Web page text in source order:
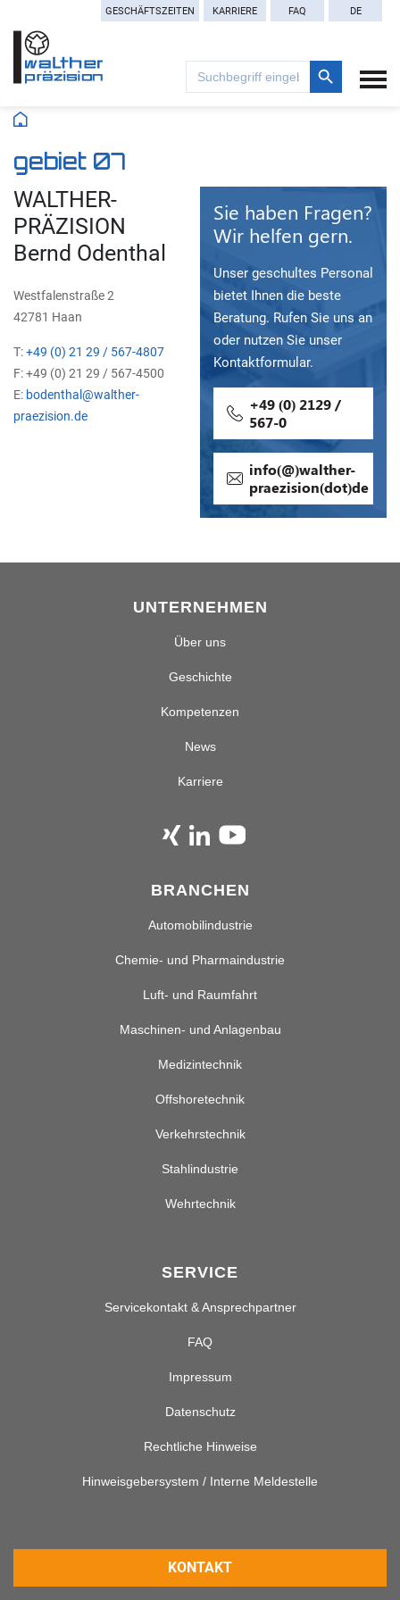
GESCHÄFTSZEITEN KARRIERE FAQ DE
Search
for:
Search Button
gebiet 07
WALTHER-
PRÄZISION
Bernd Odenthal
Westfalenstraße 2
42781 Haan
T:+49 (0) 21 29 / 567-4807
F: +49 (0) 21 29 / 567-4500
E: bodenthal@walther-
praezision.de
Sie haben Fragen?
Wir helfen gern.
Unser geschultes Personal
bietet Ihnen die beste
Beratung. Rufen Sie uns an
oder nutzen Sie unser
Kontaktformular.
+49 (0) 2129 /
567-0
info(@)walther-
praezision(dot)de
UNTERNEHMEN
Über uns
Geschichte
Kompetenzen
News
Karriere
BRANCHEN
Automobilindustrie
Chemie- und Pharmaindustrie
Luft- und Raumfahrt
Maschinen- und Anlagenbau
Medizintechnik
Offshoretechnik
Verkehrstechnik
Stahlindustrie
Wehrtechnik
SERVICE
Servicekontakt & Ansprechpartner
FAQ
Impressum
Datenschutz
Rechtliche Hinweise
Hinweisgebersystem / Interne Meldestelle
KONTAKT